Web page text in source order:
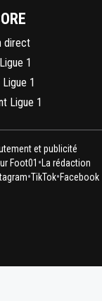
direct
1
1
Ligue 1
et publicité
Foot01 •La rédaction
•TikTok•Facebook